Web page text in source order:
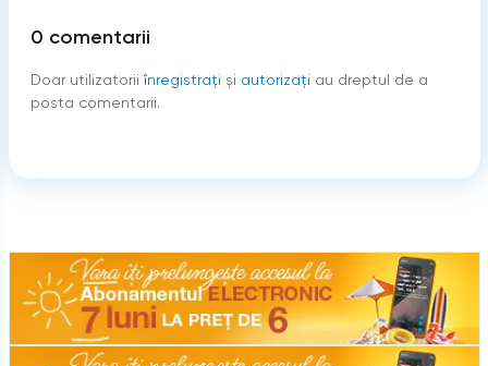
0 comentarii
Doar utilizatorii înregistraţi şi autorizați au dreptul de a
posta comentarii.